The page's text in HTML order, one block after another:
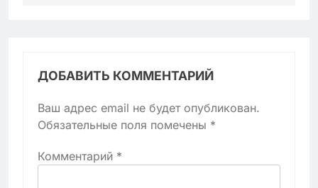
ДОБАВИТЬ КОММЕНТАРИЙ
Ваш адрес email не будет опубликован.
Обязательные поля помечены *
Комментарий *